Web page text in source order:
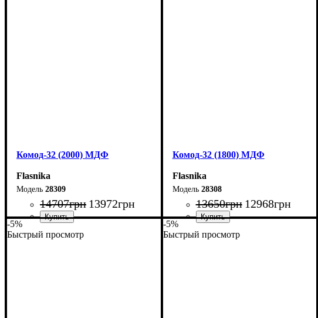
Комод-32 (2000) МДФ
Flasnika
28309
14707грн 13972грн
Комод-32 (1800) МДФ
Flasnika
28308
13650грн 12968грн
-5%
Быстрый просмотр
-5%
Быстрый просмотр